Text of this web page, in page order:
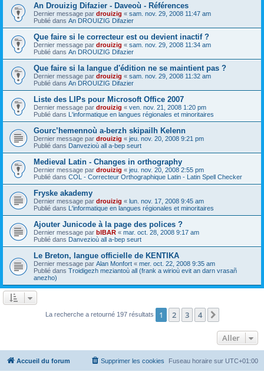
An Drouizig Difazier - Daveoù - Références
Dernier message par drouizig « sam. nov. 29, 2008 11:47 am
Publié dans An DROUIZIG Difazier
Que faire si le correcteur est ou devient inactif ?
Dernier message par drouizig « sam. nov. 29, 2008 11:34 am
Publié dans An DROUIZIG Difazier
Que faire si la langue d'édition ne se maintient pas ?
Dernier message par drouizig « sam. nov. 29, 2008 11:32 am
Publié dans An DROUIZIG Difazier
Liste des LIPs pour Microsoft Office 2007
Dernier message par drouizig « ven. nov. 21, 2008 1:20 pm
Publié dans L'informatique en langues régionales et minoritaires
Gourc’hemennoù a-berzh skipailh Kelenn
Dernier message par drouizig « jeu. nov. 20, 2008 9:21 pm
Publié dans Danvezioù all a-bep seurt
Medieval Latin - Changes in orthography
Dernier message par drouizig « jeu. nov. 20, 2008 2:55 pm
Publié dans COL - Correcteur Orthographique Latin - Latin Spell Checker
Fryske akademy
Dernier message par drouizig « lun. nov. 17, 2008 9:45 am
Publié dans L'informatique en langues régionales et minoritaires
Ajouter Junicode à la page des polices ?
Dernier message par bIBAR « mar. oct. 28, 2008 9:17 am
Publié dans Danvezioù all a-bep seurt
Le Breton, langue officielle de KENTIKA
Dernier message par Alan Monfort « mer. oct. 22, 2008 9:35 am
Publié dans Troidigezh meziantoù all (frank a wirioù evit an darn vrasañ
anezho)
La recherche a retourné 197 résultats 1 2 3 4
Aller
Accueil du forum Fuseau horaire sur UTC+01:00
Supprimer les cookies